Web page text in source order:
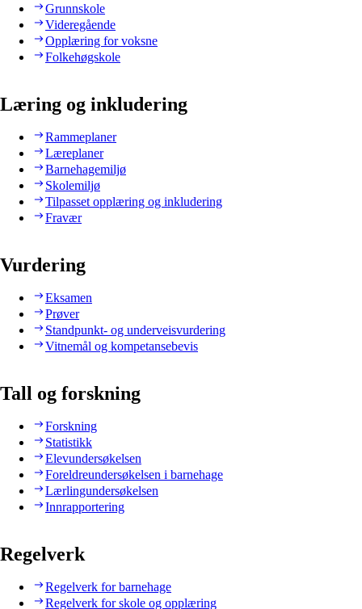
Grunnskole
Videregående
Opplæring for voksne
Folkehøgskole
Læring og inkludering
Rammeplaner
Læreplaner
Barnehagemiljø
Skolemiljø
Tilpasset opplæring og inkludering
Fravær
Vurdering
Eksamen
Prøver
Standpunkt- og underveisvurdering
Vitnemål og kompetansebevis
Tall og forskning
Forskning
Statistikk
Elevundersøkelsen
Foreldreundersøkelsen i barnehage
Lærlingundersøkelsen
Innrapportering
Regelverk
Regelverk for barnehage
Regelverk for skole og opplæring